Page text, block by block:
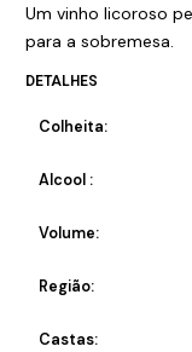
Um vinho licoroso
para a sobremesa.
DETALHES
Colheita:
Alcool :
Volume:
Região:
Castas: